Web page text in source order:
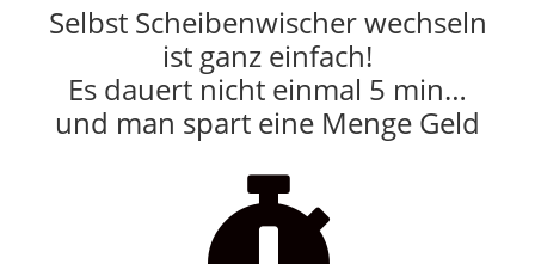
Selbst Scheibenwischer wechseln
ist ganz einfach!
Es dauert nicht einmal 5 min…
und man spart eine Menge Geld